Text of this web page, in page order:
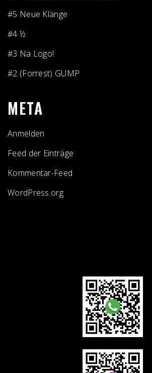
#5 Neue Klänge
#4 ½
#3 Na Logo!
#2 (Forrest) GUMP
META
Anmelden
Feed der Einträge
Kommentar-Feed
WordPress.org